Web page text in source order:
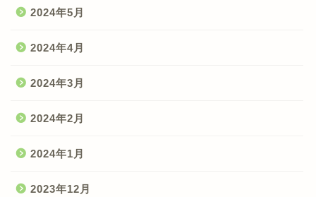
2024年5月
2024年4月
2024年3月
2024年2月
2024年1月
2023年12月